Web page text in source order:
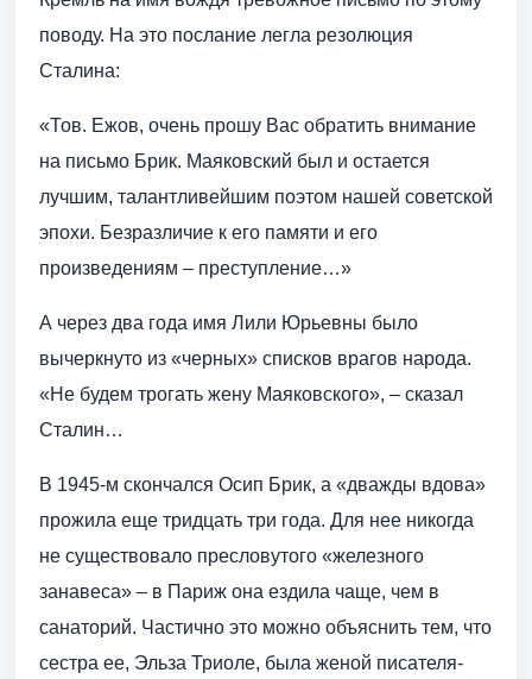
поводу. На это послание легла резолюция
Сталина:
«Тов. Ежов, очень прошу Вас обратить внимание
на письмо Брик. Маяковский был и остается
лучшим, талантливейшим поэтом нашей советской
эпохи. Безразличие к его памяти и его
произведениям – преступление…»
А через два года имя Лили Юрьевны было
вычеркнуто из «черных» списков врагов народа.
«Не будем трогать жену Маяковского», – сказал
Сталин…
В 1945-м скончался Осип Брик, а «дважды вдова»
прожила еще тридцать три года. Для нее никогда
не существовало пресловутого «железного
занавеса» – в Париж она ездила чаще, чем в
санаторий. Частично это можно объяснить тем, что
сестра ее, Эльза Триоле, была женой писателя-